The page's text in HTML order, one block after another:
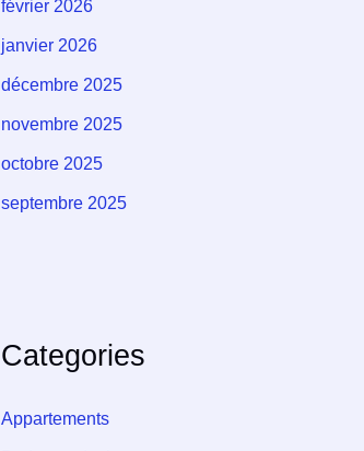
février 2026
janvier 2026
décembre 2025
novembre 2025
octobre 2025
septembre 2025
Categories
Appartements